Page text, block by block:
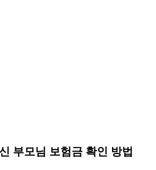
부모님 보험금 확인 방법